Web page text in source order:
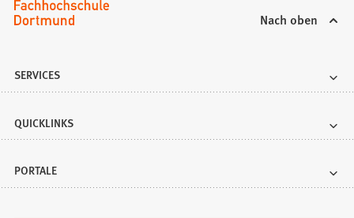
Nach oben
SERVICES
QUICKLINKS
PORTALE